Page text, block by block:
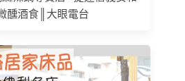
醺酒食║大眼電台